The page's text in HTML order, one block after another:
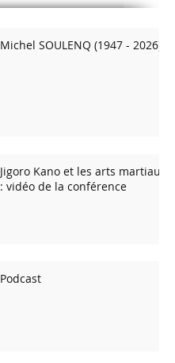
Michel SOULENQ (1947 - 2026)
Jigoro Kano et les arts martiaux
: vidéo de la conférence
Podcast